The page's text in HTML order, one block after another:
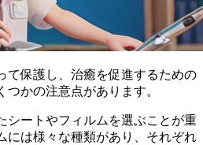
て保護し、治癒を促進するための
かの注意点があります。
シートやフィルムを選ぶことが重
には様々な種類があり、それぞれ